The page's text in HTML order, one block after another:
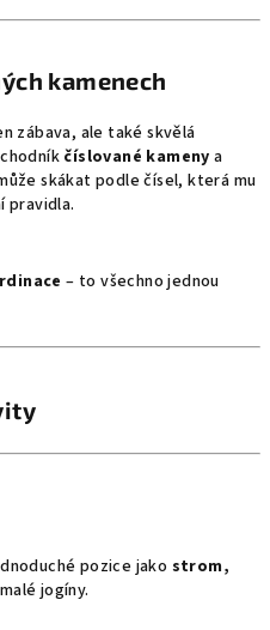
kamenech
zábava, ale také skvělá
číslované kameny a
skákat podle čísel, která mu
pravidla.
– to všechno jednou
pozice jako strom,
jogíny.